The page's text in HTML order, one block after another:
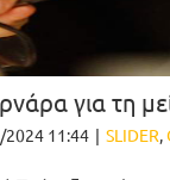
για τη
2024 11:44 | SLIDER,